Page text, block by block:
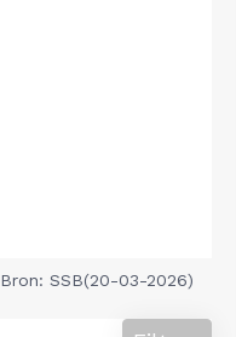
Bron: SSB(20-03-2026)